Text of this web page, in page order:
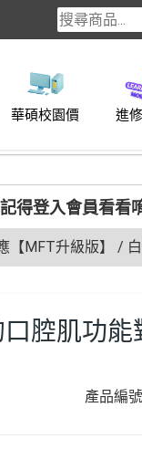
華碩校園價 進
記得登入會員看看
【MFT升級版】 /
腔肌功能
產品編